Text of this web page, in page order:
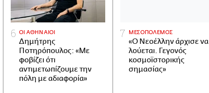
ΟΙ ΑΘΗΝΑΙΟΙ
Δημήτρης
Ποτηρόπουλος: «Με
φοβίζει ότι
αντιμετωπίζουμε την
πόλη με αδιαφορία»
ΜΕΣΟΠΟΛΕΜΟΣ
«Ο Νεοέλλην άρχισε να
λούεται. Γεγονός
κοσμοϊστορικής
σημασίας»